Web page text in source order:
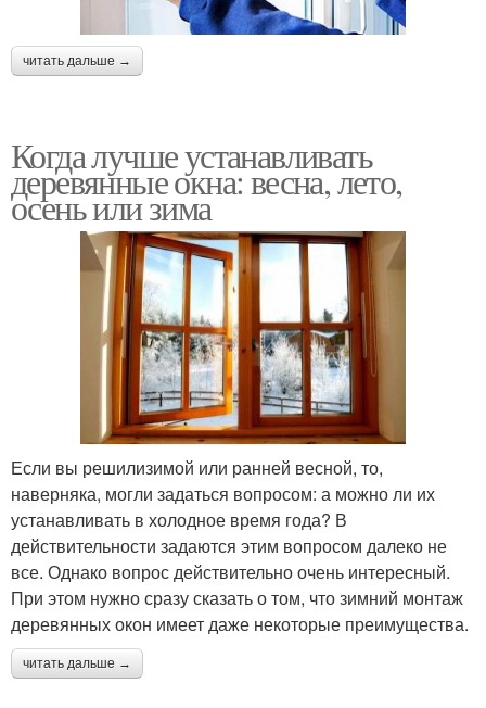
читать дальше →
Когда лучше устанавливать
деревянные окна: весна, лето,
осень или зима
Если вы решилизимой или ранней весной, то,
наверняка, могли задаться вопросом: а можно ли их
устанавливать в холодное время года? В
действительности задаются этим вопросом далеко не
все. Однако вопрос действительно очень интересный.
При этом нужно сразу сказать о том, что зимний монтаж
деревянных окон имеет даже некоторые преимущества.
читать дальше →